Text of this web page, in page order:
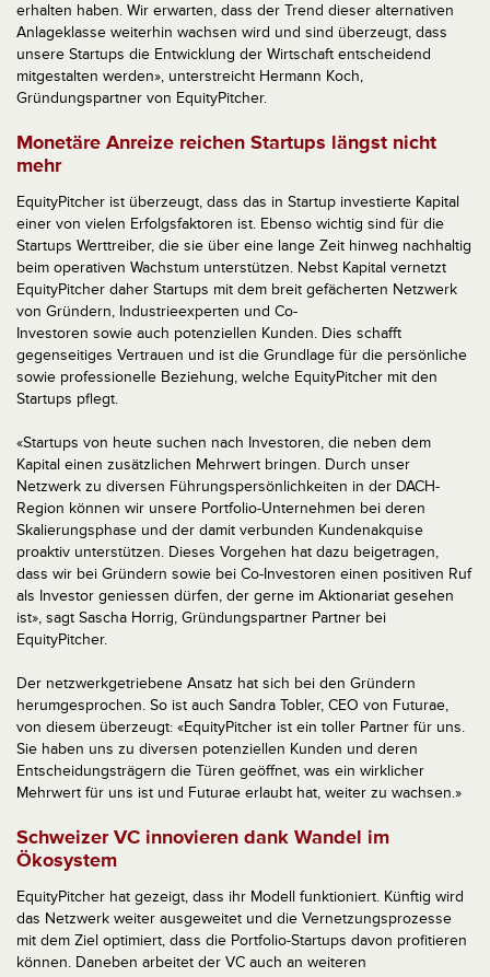
erhalten haben. Wir erwarten, dass der Trend dieser alternativen
Anlageklasse weiterhin wachsen wird und sind überzeugt, dass
unsere Startups die Entwicklung der Wirtschaft entscheidend
mitgestalten werden», unterstreicht Hermann Koch,
Gründungspartner von EquityPitcher.
Monetäre Anreize reichen Startups längst nicht
mehr
EquityPitcher ist überzeugt, dass das in Startup investierte Kapital
einer von vielen Erfolgsfaktoren ist. Ebenso wichtig sind für die
Startups Werttreiber, die sie über eine lange Zeit hinweg nachhaltig
beim operativen Wachstum unterstützen. Nebst Kapital vernetzt
EquityPitcher daher Startups mit dem breit gefächerten Netzwerk
von Gründern, Industrieexperten und Co-
Investoren sowie auch potenziellen Kunden. Dies schafft
gegenseitiges Vertrauen und ist die Grundlage für die persönliche
sowie professionelle Beziehung, welche EquityPitcher mit den
Startups pflegt.
«Startups von heute suchen nach Investoren, die neben dem
Kapital einen zusätzlichen Mehrwert bringen. Durch unser
Netzwerk zu diversen Führungspersönlichkeiten in der DACH-
Region können wir unsere Portfolio-Unternehmen bei deren
Skalierungsphase und der damit verbunden Kundenakquise
proaktiv unterstützen. Dieses Vorgehen hat dazu beigetragen,
dass wir bei Gründern sowie bei Co-Investoren einen positiven Ruf
als Investor geniessen dürfen, der gerne im Aktionariat gesehen
ist», sagt Sascha Horrig, Gründungspartner Partner bei
EquityPitcher.
Der netzwerkgetriebene Ansatz hat sich bei den Gründern
herumgesprochen. So ist auch Sandra Tobler, CEO von Futurae,
von diesem überzeugt: «EquityPitcher ist ein toller Partner für uns.
Sie haben uns zu diversen potenziellen Kunden und deren
Entscheidungsträgern die Türen geöffnet, was ein wirklicher
Mehrwert für uns ist und Futurae erlaubt hat, weiter zu wachsen.»
Schweizer VC innovieren dank Wandel im
Ökosystem
EquityPitcher hat gezeigt, dass ihr Modell funktioniert. Künftig wird
das Netzwerk weiter ausgeweitet und die Vernetzungsprozesse
mit dem Ziel optimiert, dass die Portfolio-Startups davon profitieren
können. Daneben arbeitet der VC auch an weiteren